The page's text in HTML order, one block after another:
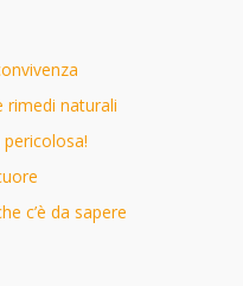
rimedi naturali
c’è da sapere